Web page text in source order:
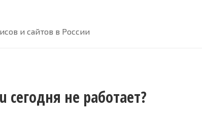
и сайтов в России
не работает?